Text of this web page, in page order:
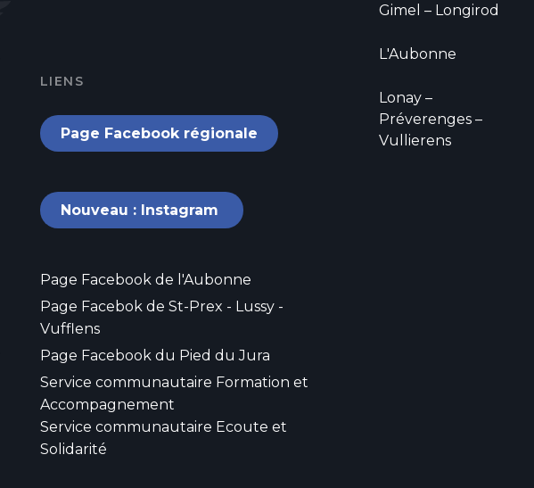
LIENS
Page Facebook régionale
Nouveau : Instagram
Page Facebook de l'Aubonne
Page Facebok de St-Prex - Lussy -
Vufflens
Page Facebook du Pied du Jura
Service communautaire Formation et
Accompagnement
Service communautaire Ecoute et
Solidarité
Gimel – Longirod
L'Aubonne
Lonay –
Préverenges –
Vullierens